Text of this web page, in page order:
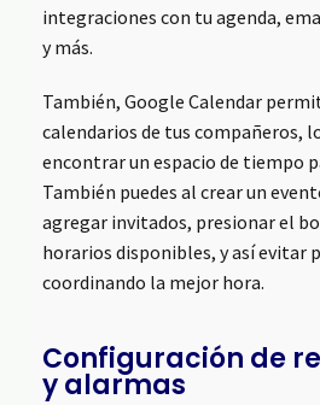
integraciones con tu agenda,
y más.
También, Google Calendar
calendarios de tus compañeros,
encontrar un espacio de tiempo
También puedes al crear un
agregar invitados, presionar el
horarios disponibles, y así evitar
coordinando la mejor hora.
Configuración de
y alarmas